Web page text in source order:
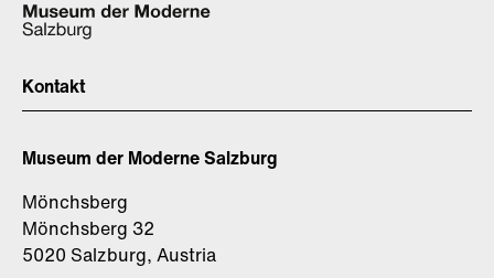
Kontakt
Museum der Moderne Salzburg
Mönchsberg
Mönchsberg 32
5020 Salzburg, Austria